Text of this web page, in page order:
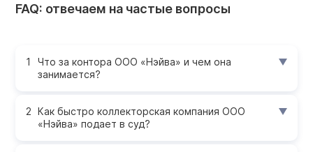
FAQ: отвечаем на частые вопросы
Что за контора ООО «Нэйва» и чем она
занимается?
Как быстро коллекторская компания ООО
«Нэйва» подает в суд?